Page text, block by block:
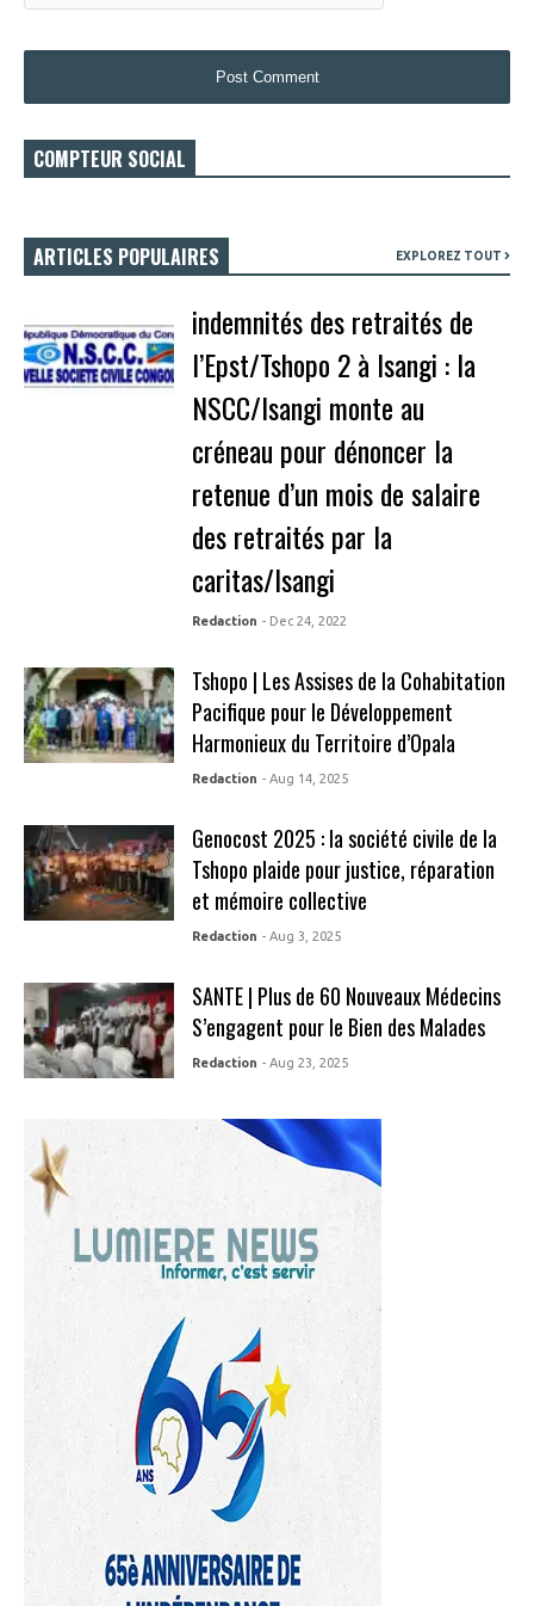
COMPTEUR SOCIAL
ARTICLES POPULAIRES EXPLOREZ TOUT
indemnités des retraités de
l’Epst/Tshopo 2 à Isangi : la
NSCC/Isangi monte au
créneau pour dénoncer la
retenue d’un mois de salaire
des retraités par la
caritas/Isangi
Redaction - Dec 24, 2022
Tshopo | Les Assises de la Cohabitation
Pacifique pour le Développement
Harmonieux du Territoire d’Opala
Redaction - Aug 14, 2025
Genocost 2025 : la société civile de la
Tshopo plaide pour justice, réparation
et mémoire collective
Redaction - Aug 3, 2025
SANTE | Plus de 60 Nouveaux Médecins
S’engagent pour le Bien des Malades
Redaction - Aug 23, 2025